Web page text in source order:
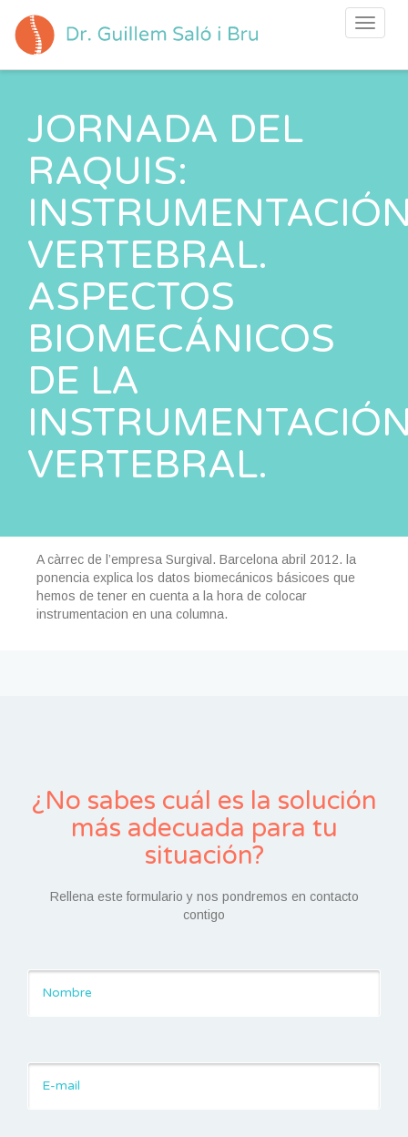
Toggle
JORNADA DEL
RAQUIS:
VERTEBRAL.
ASPECTOS
BIOMECÁNICOS
DE LA
VERTEBRAL.
A càrrec de l’empresa Surgival. Barcelona abril 2012. la
ponencia explica los datos biomecánicos básicoes que
hemos de tener en cuenta a la hora de colocar
instrumentacion en una columna.
¿No sabes cuál es la solución
más adecuada para tu
situación?
Rellena este formulario y nos pondremos en contacto
contigo